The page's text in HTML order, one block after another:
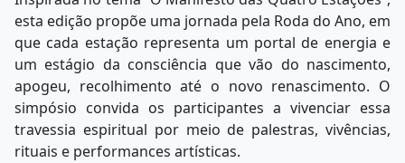
esta edição propõe uma jornada pela Roda do Ano, em
que cada estação representa um portal de energia e
um estágio da consciência que vão do nascimento,
apogeu, recolhimento até o novo renascimento. O
simpósio convida os participantes a vivenciar essa
travessia espiritual por meio de palestras, vivências,
rituais e performances artísticas.